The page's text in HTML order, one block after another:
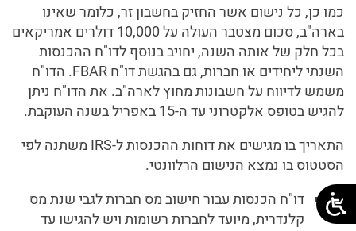
כמו כן, כל נישום אשר החזיק בחשבון זר, כלומר שאינו
בארה"ב, סכום מצטבר העולה על 10,000 דולרים אמריקאים
בכל חלק של אותה השנה, יחויב בנוסף לדו"ח ההכנסות
השנתי ליחידים או חברות, גם בהגשת דו"ח FBAR. הדו"ח
משמש לדיווח על חשבונות מחוץ לארה"ב. את הדו"ח ניתן
להגיש בטופס אלקטרוני עד ה-15 באפריל בשנה העוקבת.
התאריך בו מגישים את דוחות ההכנסות ל-IRS משתנה לפי
הסטטוס בו נמצא הנישום הרלוונטי.
דו"ח הכנסות עבור חישוב מס חברות לגבי שנת מס
קלנדרית, מיועד לחברות רשומות ויש להגישו עד